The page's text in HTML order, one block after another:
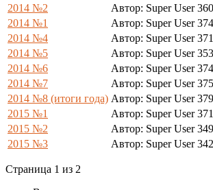
2014 №2
Автор: Super User
2014 №1
Автор: Super User
2014 №4
Автор: Super User
2014 №5
Автор: Super User
2014 №6
Автор: Super User
2014 №7
Автор: Super User
2014 №8 (итоги года) Автор: Super User
2015 №1
Автор: Super User
2015 №2
Автор: Super User
2015 №3
Автор: Super User
Страница 1 из 2